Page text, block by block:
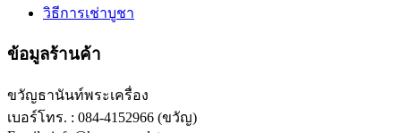
วิธีการเช่าบูชา
ข้อมูลร้านค้า
ขวัญธานันท์พระเครื่อง
เบอร์โทร. : 084-4152966 (ขวัญ)